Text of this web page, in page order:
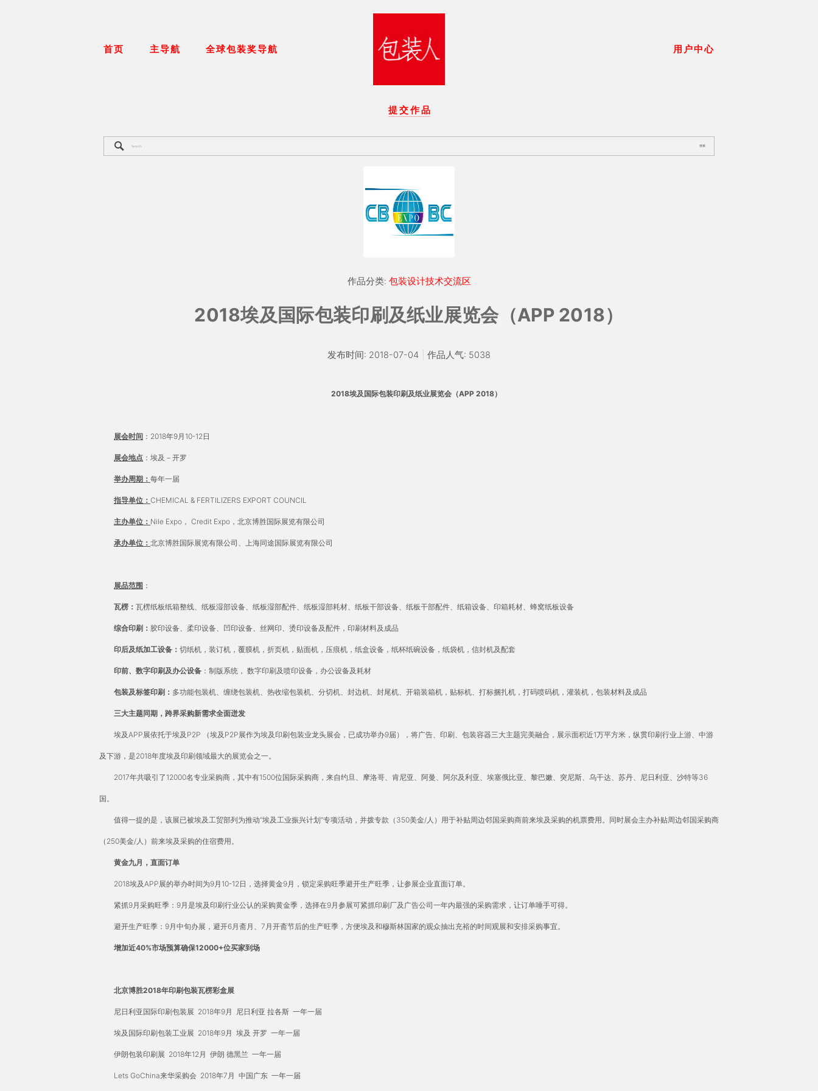
首页 主导航 全球包装奖导航 用户中心
提 交 作 品
搜索
作品分类: 包装设计技术交流区
2018埃及国际包装印刷及纸业展览会（APP 2018）
发布时间: 2018-07-04 作品人气: 5038
2018埃及国际包装印刷及纸业展览会（APP 2018）
展会时间 ：2018年9月10-12日
展会地点 ：埃及－开罗
举办周期： 每年一届
指导单位： CHEMICAL & FERTILIZERS EXPORT COUNCIL
主办单位： Nile Expo， Credit Expo，北京博胜国际展览有限公司
承办单位： 北京博胜国际展览有限公司、上海同途国际展览有限公司
展品范围 ：
瓦楞： 瓦楞纸板纸箱整线、纸板湿部设备、纸板湿部配件、纸板湿部耗材、纸板干部设备、纸板干部配件、纸箱设备、印箱耗材、蜂窝纸板设备
综合印刷： 胶印设备、柔印设备、凹印设备、丝网印、烫印设备及配件，印刷材料及成品
印后及纸加工设备： 切纸机，装订机，覆膜机，折页机，贴面机，压痕机，纸盒设备，纸杯纸碗设备，纸袋机，信封机及配套
印前、数字印刷及办公设备 ：制版系统， 数字印刷及喷印设备，办公设备及耗材
包装及标签印刷： 多功能包装机、缠绕包装机、热收缩包装机、分切机、封边机、封尾机、开箱装箱机，贴标机、打标捆扎机，打码喷码机，灌装机，包装材料及成品
三大主题同期，跨界采购新需求全面迸发
埃及APP展依托于埃及P2P （埃及P2P展作为埃及印刷包装业龙头展会，已成功举办9届），将广告、印刷、包装容器三大主题完美融合，展示面积近1万平方米，纵贯印刷行业上游、中游
及下游，是2018年度埃及印刷领域最大的展览会之一。
2017年共吸引了12000名专业采购商，其中有1500位国际采购商，来自约旦、摩洛哥、肯尼亚、阿曼、阿尔及利亚、埃塞俄比亚、黎巴嫩、突尼斯、乌干达、苏丹、尼日利亚、沙特等36
国。
值得一提的是，该展已被埃及工贸部列为推动“埃及工业振兴计划”专项活动，并拨专款（350美金/人）用于补贴周边邻国采购商前来埃及采购的机票费用。同时展会主办补贴周边邻国采购商
（250美金/人）前来埃及采购的住宿费用。
黄金九月，直面订单
2018埃及APP展的举办时间为9月10-12日，选择黄金9月，锁定采购旺季避开生产旺季，让参展企业直面订单。
紧抓9月采购旺季：9月是埃及印刷行业公认的采购黄金季，选择在9月参展可紧抓印刷厂及广告公司一年内最强的采购需求，让订单唾手可得。
避开生产旺季：9月中旬办展，避开6月斋月、7月开斋节后的生产旺季，方便埃及和穆斯林国家的观众抽出充裕的时间观展和安排采购事宜。
增加近40%市场预算确保12000+位买家到场
北京博胜2018年印刷包装瓦楞彩盒展
尼日利亚国际印刷包装展 2018年9月 尼日利亚 拉各斯 一年一届
埃及国际印刷包装工业展 2018年9月 埃及 开罗 一年一届
伊朗包装印刷展 2018年12月 伊朗 德黑兰 一年一届
Lets GoChina来华采购会 2018年7月 中国广东 一年一届